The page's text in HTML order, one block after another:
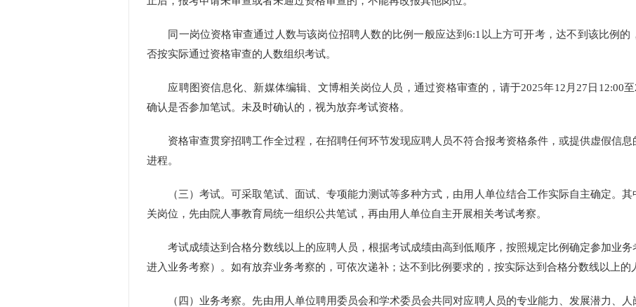
同一岗位资格审查通过人数与该岗位招聘人数的比例一般应达到6:1以上方可开考，达不到该比例的
否按实际通过资格审查的人数组织考试。
应聘图资信息化、新媒体编辑、文博相关岗位人员，通过资格审查的，请于2025年12月27日12:00至
确认是否参加笔试。未及时确认的，视为放弃考试资格。
资格审查贯穿招聘工作全过程，在招聘任何环节发现应聘人员不符合报考资格条件，或提供虚假信息
进程。
（三）考试。可采取笔试、面试、专项能力测试等多种方式，由用人单位结合工作实际自主确定。其
关岗位，先由院人事教育局统一组织公共笔试，再由用人单位自主开展相关考试考察。
考试成绩达到合格分数线以上的应聘人员，根据考试成绩由高到低顺序，按照规定比例确定参加业务
进入业务考察）。如有放弃业务考察的，可依次递补；达不到比例要求的，按实际达到合格分数线以上的
（四）业务考察。先由用人单位聘用委员会和学术委员会共同对应聘人员的专业能力、发展潜力、人